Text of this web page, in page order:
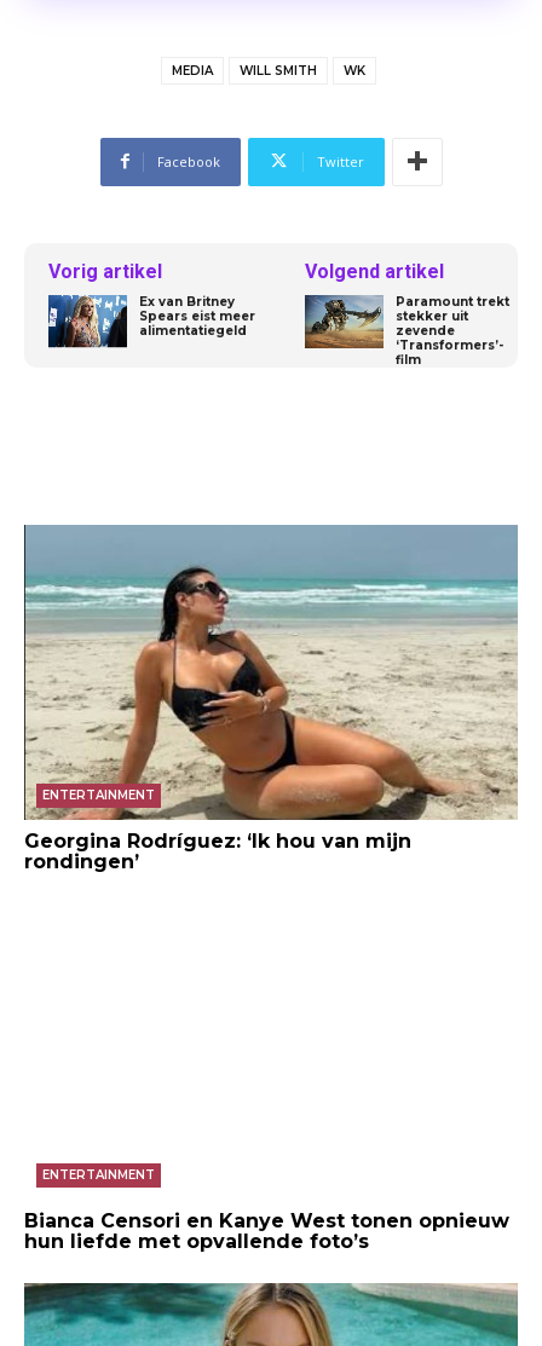
MEDIA WILL SMITH WK
Facebook Twitter
Vorig artikel
Ex van Britney
Spears eist meer
alimentatiegeld
Volgend artikel
Paramount trekt
stekker uit
zevende
‘Transformers’-
film
ENTERTAINMENT
Georgina Rodríguez: ‘Ik hou van mijn
rondingen’
ENTERTAINMENT
Bianca Censori en Kanye West tonen opnieuw
hun liefde met opvallende foto’s